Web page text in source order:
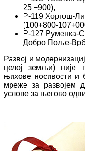
25 +900),
Р-119 Хоргош-
(100+800-
Р-127 Руменка-
Добро Поље-
Развој и
целој земљи) није
њихове носивости и
мреже за развојем
услове за његово